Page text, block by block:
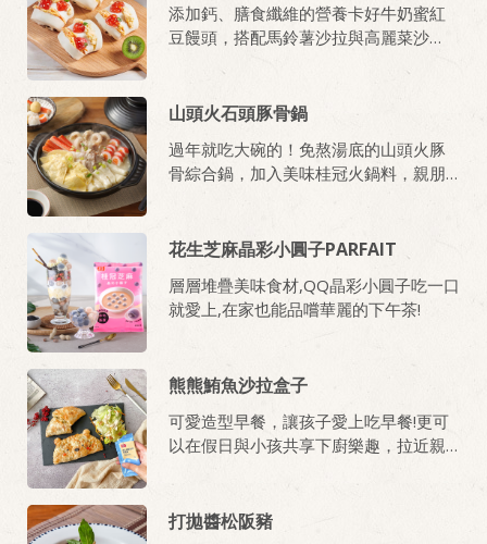
添加鈣、膳食纖維的營養卡好牛奶蜜紅
豆饅頭，搭配馬鈴薯沙拉與高麗菜沙
山頭火石頭豚骨鍋
過年就吃大碗的！免熬湯底的山頭火豚
骨綜合鍋，加入美味桂冠火鍋料，親朋
花生芝麻晶彩小圓子PARFAIT
層層堆疊美味食材,QQ晶彩小圓子吃一口
就愛上,在家也能品嚐華麗的下午茶!
熊熊鮪魚沙拉盒子
可愛造型早餐，讓孩子愛上吃早餐!更可
以在假日與小孩共享下廚樂趣，拉近親
打拋醬松阪豬